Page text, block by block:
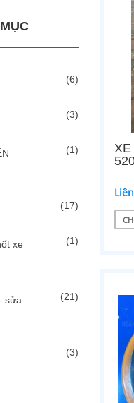
XE
(6)
(3)
(1)
(17)
xe
(1)
sửa
(21)
(3)